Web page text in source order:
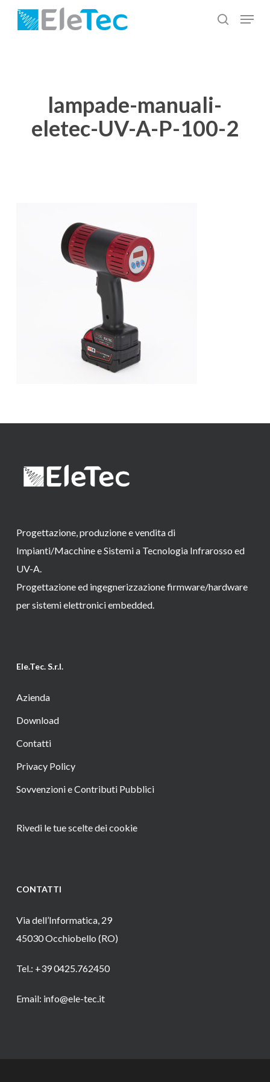
Salta
cerca
Menu
lampade-manuali-
eletec-UV-A-P-100-2
Progettazione, produzione e vendita di
Impianti/Macchine e Sistemi a Tecnologia Infrarosso ed
UV-A.
Progettazione ed ingegnerizzazione firmware/hardware
per sistemi elettronici embedded.
Ele.Tec. S.r.l.
Azienda
Download
Contatti
Privacy Policy
Sovvenzioni e Contributi Pubblici
Rivedi le tue scelte dei cookie
CONTATTI
Via dell’Informatica, 29
45030 Occhiobello (RO)
Tel.: +39 0425.762450
Email: info@ele-tec.it